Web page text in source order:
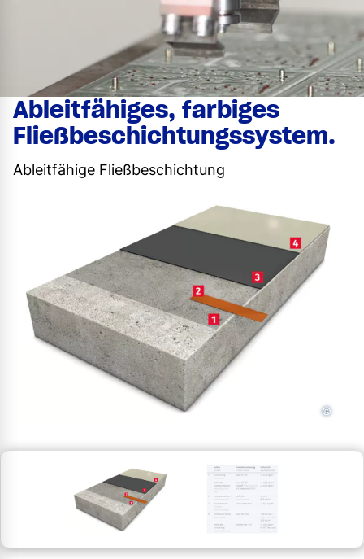
Ableitfähiges, farbiges
Fließbeschichtungssystem.
Ableitfähige Fließbeschichtung
©